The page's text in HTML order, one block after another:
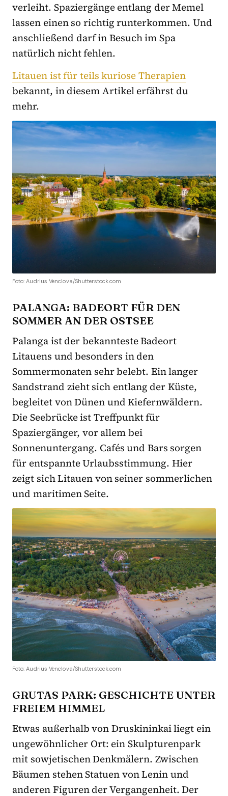
verleiht. Spaziergänge entlang der Memel
lassen einen so richtig runterkommen. Und
anschließend darf in Besuch im Spa
natürlich nicht fehlen.
Litauen ist für teils kuriose Therapien
bekannt, in diesem Artikel erfährst du
mehr.
Foto: Audrius Venclova/Shutterstock.com
PALANGA: BADEORT FÜR DEN
SOMMER AN DER OSTSEE
Palanga ist der bekannteste Badeort
Litauens und besonders in den
Sommermonaten sehr belebt. Ein langer
Sandstrand zieht sich entlang der Küste,
begleitet von Dünen und Kiefernwäldern.
Die Seebrücke ist Treffpunkt für
Spaziergänger, vor allem bei
Sonnenuntergang. Cafés und Bars sorgen
für entspannte Urlaubsstimmung. Hier
zeigt sich Litauen von seiner sommerlichen
und maritimen Seite.
Foto: Audrius Venclova/Shutterstock.com
GRŪTAS PARK: GESCHICHTE UNTER
FREIEM HIMMEL
Etwas außerhalb von Druskininkai liegt ein
ungewöhnlicher Ort: ein Skulpturenpark
mit sowjetischen Denkmälern. Zwischen
Bäumen stehen Statuen von Lenin und
anderen Figuren der Vergangenheit. Der